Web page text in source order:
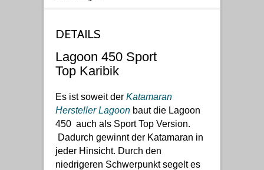
DETAILS
Lagoon 450 Sport
Top Karibik
Es ist soweit der Katamaran
Hersteller Lagoon baut die Lagoon
450 auch als Sport Top Version.
Dadurch gewinnt der Katamaran in
jeder Hinsicht. Durch den
niedrigeren Schwerpunkt segelt es